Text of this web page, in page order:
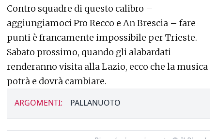
Contro squadre di questo calibro –
aggiungiamoci Pro Recco e An Brescia – fare
punti è francamente impossibile per Trieste.
Sabato prossimo, quando gli alabardati
renderanno visita alla Lazio, ecco che la musica
potrà e dovrà cambiare.
ARGOMENTI: PALLANUOTO